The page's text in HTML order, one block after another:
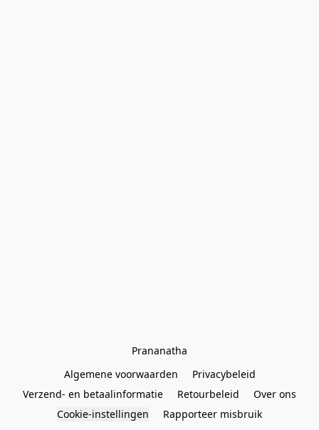
Prananatha
Algemene voorwaarden
Privacybeleid
Verzend- en betaalinformatie
Retourbeleid
Over ons
Cookie-instellingen
Rapporteer misbruik